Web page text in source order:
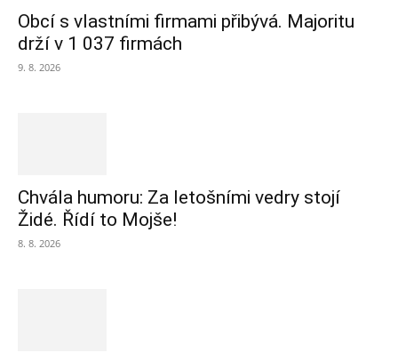
Obcí s vlastními firmami přibývá. Majoritu
drží v 1 037 firmách
9. 8. 2026
Chvála humoru: Za letošními vedry stojí
Židé. Řídí to Mojše!
8. 8. 2026